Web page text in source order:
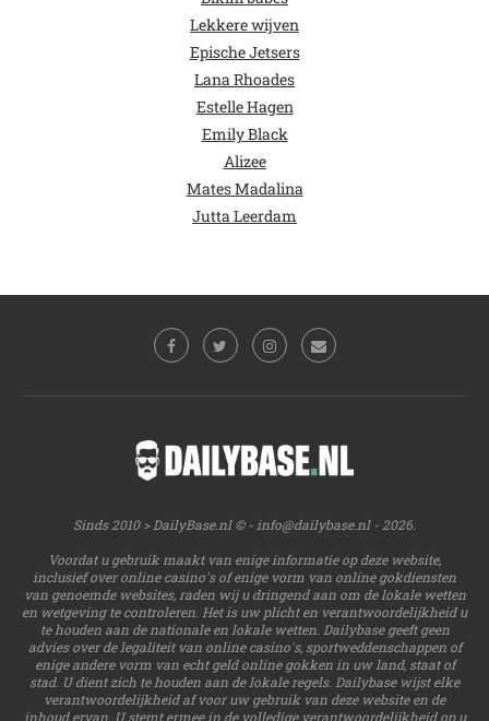
Lekkere wijven
Epische Jetsers
Lana Rhoades
Estelle Hagen
Emily Black
Alizee
Mates Madalina
Jutta Leerdam
Sinds 2010 > DailyBase.nl © - info@dailybase.nl- 2026.
Voordat u gebruik maakt van enige informatie op deze website,
inclusief over online casino's of enige vorm van online gokdiensten
van genoemde websites, raden wij u dringend aan om de lokale wetten
en wetgeving te controleren. Het is uw plicht en verantwoordelijkheid u
te houden aan de nationale en lokale wetten. Dailybase geeft geen
advies over de legaliteit van online casino's, sportweddenschappen of
enige andere vorm van echt geld online gokken in uw land, staat of
stad. U dient zich te houden aan de lokale regels. Dailybase wijst elke
verantwoordelijkheid af voor uw gebruik van deze website en de
inhoud ervan. U stemt ermee in de volledige verantwoordelijkheid op u